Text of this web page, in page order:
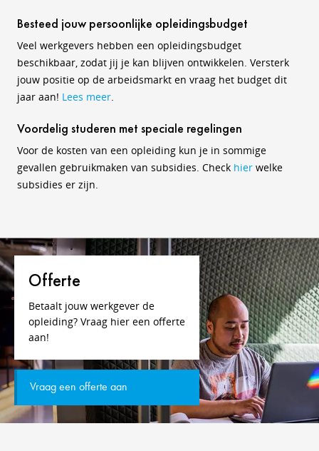
Besteed jouw persoonlijke opleidingsbudget
Veel werkgevers hebben een opleidingsbudget
beschikbaar, zodat jij je kan blijven ontwikkelen. Versterk
jouw positie op de arbeidsmarkt en vraag het budget dit
jaar aan! Lees meer.
Voordelig studeren met speciale regelingen
Voor de kosten van een opleiding kun je in sommige
gevallen gebruikmaken van subsidies. Check hier welke
subsidies er zijn.
Offerte
Betaalt jouw werkgever de
opleiding? Vraag hier een offerte
aan!
Vraag een offerte aan